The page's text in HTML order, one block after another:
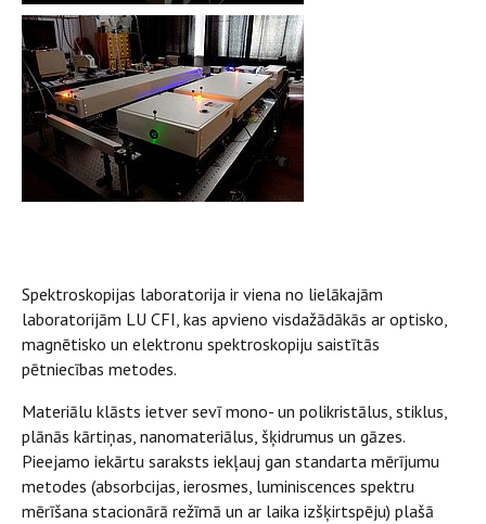
Spektroskopijas laboratorija ir viena no lielākajām
laboratorijām LU CFI, kas apvieno visdažādākās ar optisko,
magnētisko un elektronu spektroskopiju saistītās
pētniecības metodes.
Materiālu klāsts ietver sevī mono- un polikristālus, stiklus,
plānās kārtiņas, nanomateriālus, šķidrumus un gāzes.
Pieejamo iekārtu saraksts iekļauj gan standarta mērījumu
metodes (absorbcijas, ierosmes, luminiscences spektru
mērīšana stacionārā režīmā un ar laika izšķirtspēju) plašā